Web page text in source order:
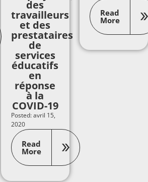
des
travailleurs
et des
prestataires
de
services
éducatifs
en
réponse
à la
COVID-19
Posted: avril 15,
2020
Read
More
Read
More